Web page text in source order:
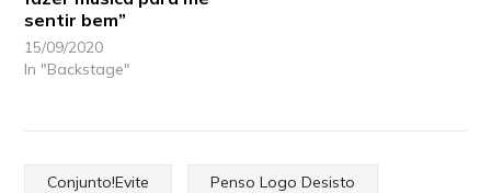
sentir bem”
15/09/2020
In "Backstage"
Conjunto!Evite Penso Logo Desisto